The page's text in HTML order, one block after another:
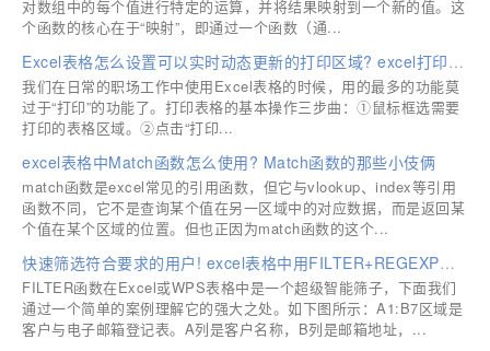
对数组中的每个值进行特定的运算，并将结果映射到一个新的值。这
个函数的核心在于“映射”，即通过一个函数（通...
Excel表格怎么设置可以实时动态更新的打印区域? excel打印技巧
我们在日常的职场工作中使用Excel表格的时候，用的最多的功能莫
过于“打印”的功能了。打印表格的基本操作三步曲：①鼠标框选需要
打印的表格区域。②点击“打印...
excel表格中Match函数怎么使用? Match函数的那些小伎俩
match函数是excel常见的引用函数，但它与vlookup、index等引用
函数不同，它不是查询某个值在另一区域中的对应数据，而是返回某
个值在某个区域的位置。但也正因为match函数的这个...
快速筛选符合要求的用户! excel表格中用FILTER+REGEXP正则表达式进行高级筛选
FILTER函数在Excel或WPS表格中是一个超级智能筛子，下面我们
通过一个简单的案例理解它的强大之处。如下图所示：A1:B7区域是
客户与电子邮箱登记表。A列是客户名称，B列是邮箱地址，...